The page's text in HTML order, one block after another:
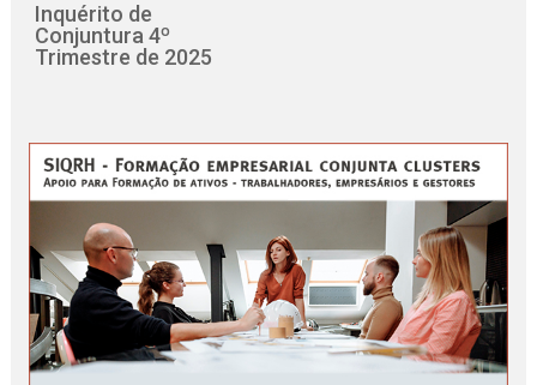
Inquérito de
Conjuntura 4º
Trimestre de 2025